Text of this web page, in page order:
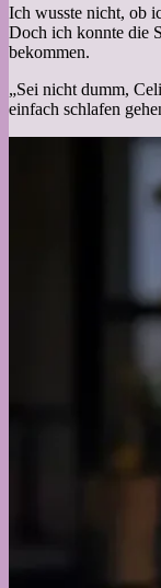
Ich wusste nicht, ob
Doch ich konnte die
bekommen.
„Sei nicht dumm,
einfach schlafen